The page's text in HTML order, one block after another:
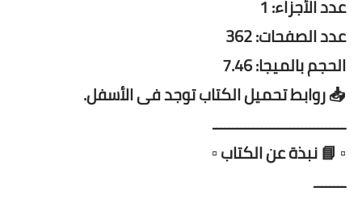
عدد الأجزاء: 1
عدد الصفحات: 362
الحجم بالميجا: 7.46
📥 روابط تحميل الكتاب توجد فى الأسفل.
ـــــــــــــــــــــــــــــــــ
▫️ 📘 نبذة عن الكتاب ▫️
ــــــــ